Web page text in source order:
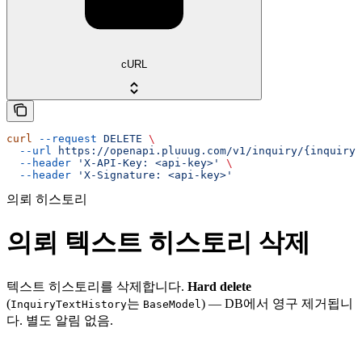
cURL
curl --request DELETE \
  --url
https://openapi.pluuug.com/v1/inquiry/
  --header
'X-API-Key: <api-key>'
\
  --header
'X-Signature: <api-key>'
의뢰 히스토리
의뢰 텍스트 히스토리 삭제
텍스트 히스토리를 삭제합니다. Hard delete
(InquiryTextHistory는 BaseModel ) — DB에서 영구 제거됩니
다. 별도 알림 없음.